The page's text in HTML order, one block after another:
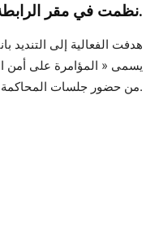
نظمت في مقر الرابطة التونسية لحقوق الإنسان.
هدفت الفعالية إلى التنديد
يسمى « المؤامرة على أمن
من حضور جلسات المحاكمة شخصيًا.